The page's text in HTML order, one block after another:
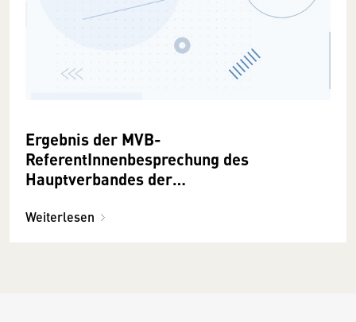
Ergebnis der MVB-
ReferentInnenbesprechung des
Hauptverbandes der
Weiterlesen